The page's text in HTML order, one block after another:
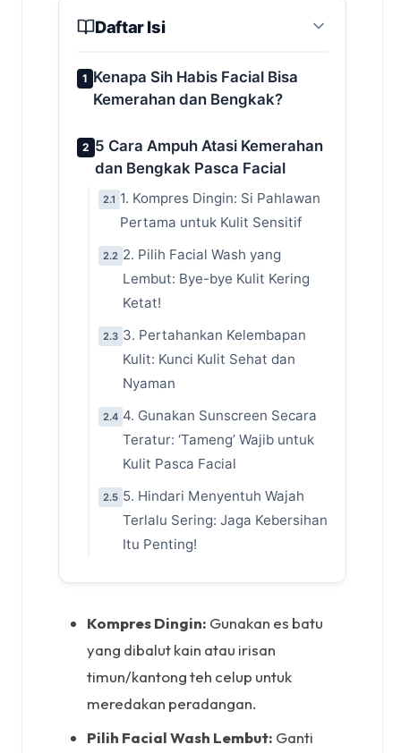
Daftar Isi
1 Kenapa Sih Habis Facial Bisa
Kemerahan dan Bengkak?
2 5 Cara Ampuh Atasi Kemerahan
dan Bengkak Pasca Facial
2.1 1. Kompres Dingin: Si Pahlawan
Pertama untuk Kulit Sensitif
2.2 2. Pilih Facial Wash yang
Lembut: Bye-bye Kulit Kering
Ketat!
2.3 3. Pertahankan Kelembapan
Kulit: Kunci Kulit Sehat dan
Nyaman
2.4 4. Gunakan Sunscreen Secara
Teratur: ‘Tameng’ Wajib untuk
Kulit Pasca Facial
2.5 5. Hindari Menyentuh Wajah
Terlalu Sering: Jaga Kebersihan
Itu Penting!
Kompres Dingin: Gunakan es batu
yang dibalut kain atau irisan
timun/kantong teh celup untuk
meredakan peradangan.
Pilih Facial Wash Lembut: Ganti